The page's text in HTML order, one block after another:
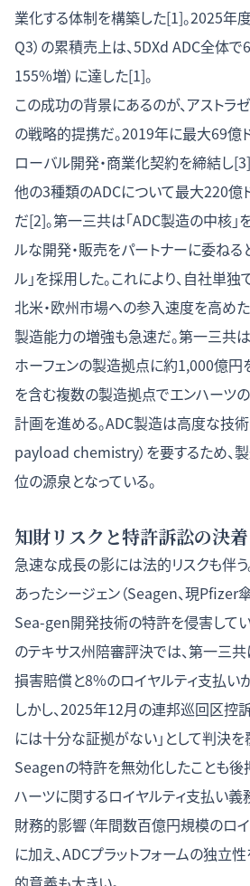
業化する体制を構築した[1]。2025年
Q3）の累積売上は、5DXd ADC全体
155%増）に達した[1]。
この成功の背景にあるのが、アストラ
の戦略的提携だ。2019年に最大69億
ローバル開発・商業化契約を締結し
他の3種類のADCについて最大220億
だ[2]。第一三共は「ADC製造の中核」
ルな開発・販売をパートナーに委ねる
ル」を採用した。これにより、自社単
北米・欧州市場への参入速度を高めた
製造能力の増強も急速だ。第一三共は
ホーフェンの製造拠点に約1,000億円
を含む複数の製造拠点でエンハーツ
計画を進める。ADC製造は高度な技
payload chemistry）を要するため、
位の源泉となっている。
知財リスクと特許訴訟の決着
急速な成長の影には法的リスクも伴
あったシージェン（Seagen、現Pfizer
Sea-gen開発技術の特許を侵害して
のテキサス州陪審評決では、第一三
損害賠償と8%のロイヤルティ支払い
しかし、2025年12月の連邦巡回区控
には十分な証拠がない」として判決
Seagenの特許を無効化したことも後
ハーツに関するロイヤルティ支払い義
財務的影響（年間数百億円規模のロイ
に加え、ADCプラットフォームの独立